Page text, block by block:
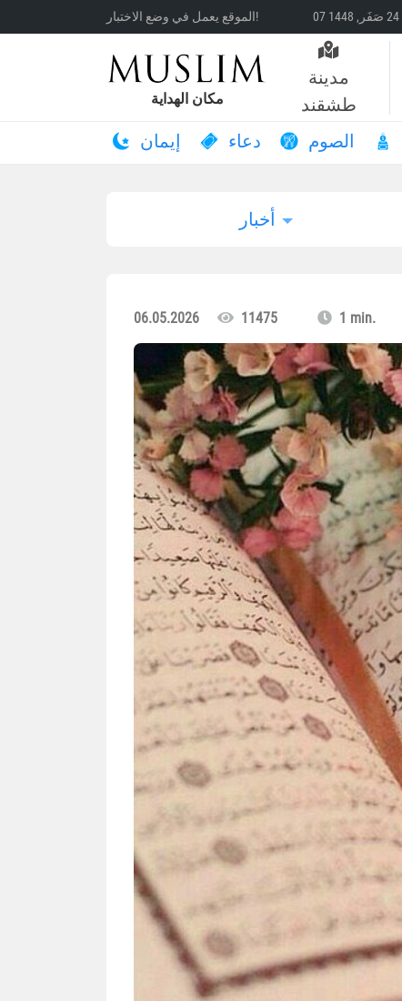
الموقع يعمل في وضع الاختبار!
مكان الهداية
مدينة
طشقند
إيمان دعاء الصوم
أخبار
06.05.2026 11475 1 min.